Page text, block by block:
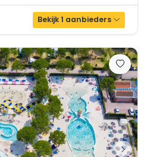
Bekijk 1 aanbieders